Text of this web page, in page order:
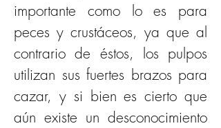
importante como lo es para
peces y crustáceos, ya que al
contrario de éstos, los pulpos
utilizan sus fuertes brazos para
cazar, y si bien es cierto que
aún existe un desconocimiento